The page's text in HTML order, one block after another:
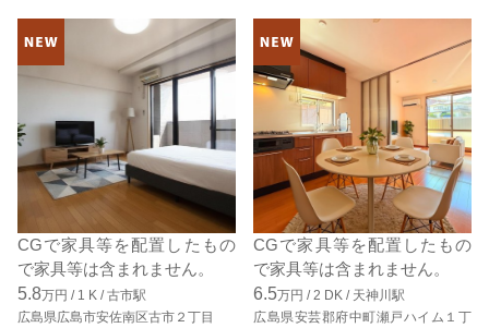
CGで家具等を配置したもの
で家具等は含まれません。
5.8万円 / 1 K /古市駅
広島県広島市安佐南区古市２丁目
CGで家具等を配置したもの
で家具等は含まれません。
6.5万円 /2 DK / 天神川駅
広島県安芸郡府中町瀬戸ハイム１丁